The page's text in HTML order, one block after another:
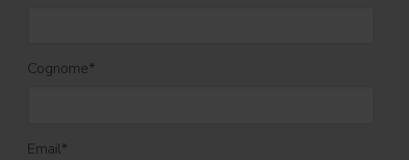
Cognome*
Email*